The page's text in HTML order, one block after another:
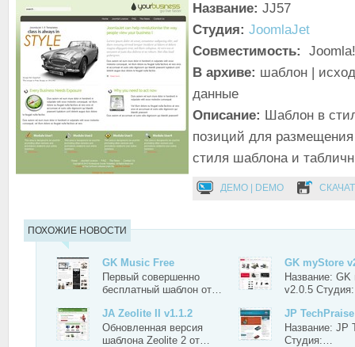
Название: JJ57
Студия: JoomlaJet
Совместимость:
В архиве: шаблон |
данные
Описание: Шаблон в
позиций для
стиля шаблона и
ДЕМО | DEMO
ПОХОЖИЕ НОВОСТИ
GK Music Free
Первый совершенно
бесплатный шаблон от…
GK myStore
Название: GK
v2.0.5
JA Zeolite II v1.1.2
Обновленная версия
шаблона Zeolite 2 от…
JP TechPraise
Название: JP
Студия:…